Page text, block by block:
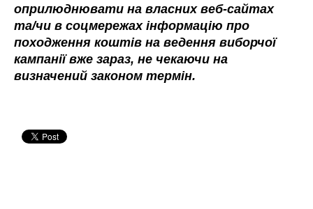
оприлюднювати на власних веб-сайтах
та/чи в соцмережах інформацію про
походження коштів на ведення виборчої
кампанії вже зараз, не чекаючи на
визначений законом термін.